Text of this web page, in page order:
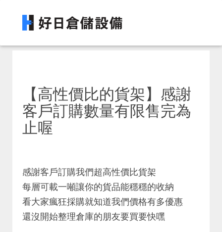
【高性價比的貨架】感謝
客戶訂購數量有限售完為
止喔
感謝客戶訂購我們超高性價比貨架
每層可載一噸讓你的貨品能穩穩的收納
看大家瘋狂採購就知道我們價格有多優惠
還沒開始整理倉庫的朋友要買要快嘿